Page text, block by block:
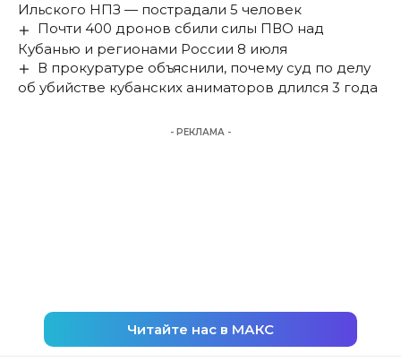
Ильского НПЗ — пострадали 5 человек
Почти 400 дронов сбили силы ПВО над
Кубанью и регионами России 8 июля
В прокуратуре объяснили, почему суд по делу
об убийстве кубанских аниматоров длился 3 года
- РЕКЛАМА -
Читайте нас в МАКС